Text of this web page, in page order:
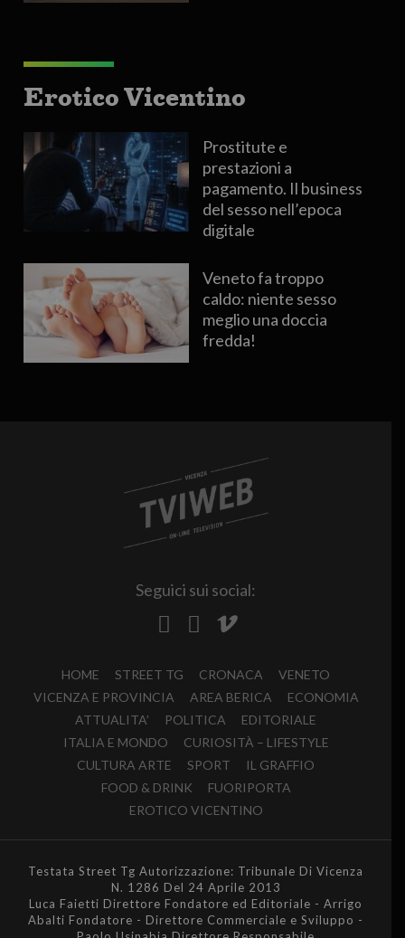
Erotico Vicentino
Prostitute e
prestazioni a
pagamento. Il business
del sesso nell’epoca
digitale
Veneto fa troppo
caldo: niente sesso
meglio una doccia
fredda!
Seguici sui social:
HOME STREET TG CRONACA
VENETO
VICENZA E PROVINCIA
AREA BERICA
ECONOMIA
ATTUALITA’
POLITICA
EDITORIALE
ITALIA E MONDO
CURIOSITÀ – LIFESTYLE
CULTURA ARTE
SPORT
IL GRAFFIO
FOOD & DRINK
FUORIPORTA
EROTICO VICENTINO
Testata Street Tg Autorizzazione: Tribunale Di Vicenza
N. 1286 Del 24 Aprile 2013
Luca Faietti Direttore Fondatore ed Editoriale - Arrigo
Abalti Fondatore - Direttore Commerciale e Sviluppo -